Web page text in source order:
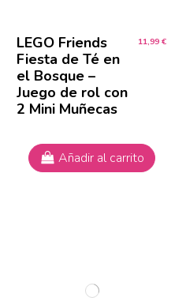
LEGO Friends
Fiesta de Té en
el Bosque –
Juego de rol con
2 Mini Muñecas
11,99 €
Añadir al carrito